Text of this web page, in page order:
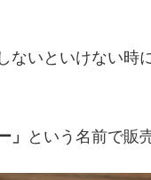
ないといけない時
」 という名前で販